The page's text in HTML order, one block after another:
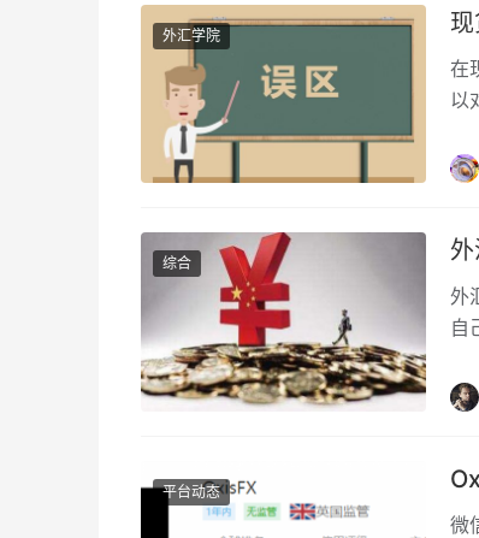
外汇学院
在
以
综合
外
自
平台动态
微